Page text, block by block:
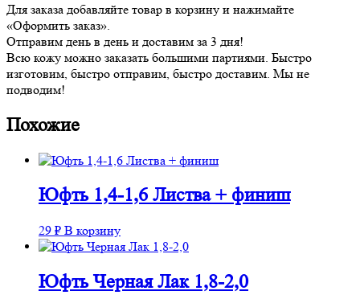
Для заказа добавляйте товар в корзину и нажимайте
«Оформить заказ».
Отправим день в день и доставим за 3 дня!
Всю кожу можно заказать большими партиями. Быстро
изготовим, быстро отправим, быстро доставим. Мы не
подводим!
Похожие
Юфть 1,4-1,6 Листва + финиш
29 ₽ В корзину
Юфть Черная Лак 1,8-2,0